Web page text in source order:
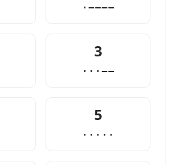
·−−−−
3
···−−
5
·····